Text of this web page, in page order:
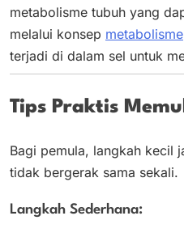
metabolisme tubuh yang
melalui konsep metabolisme
terjadi di dalam sel untuk
Tips Praktis
Bagi pemula, langkah kecil
tidak bergerak sama sekali.
Langkah Sederhana: